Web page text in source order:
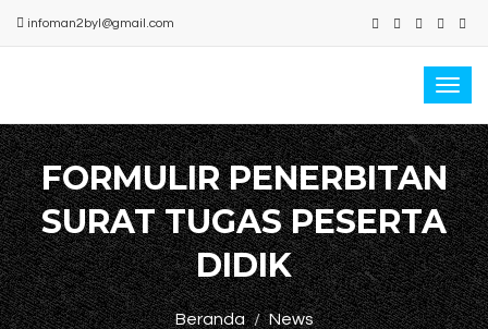
infoman2byl@gmail.com
FORMULIR PENERBITAN
SURAT TUGAS PESERTA
DIDIK
Beranda
News